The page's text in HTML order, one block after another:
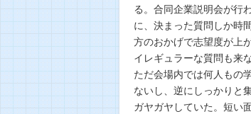
る。合同企業説明会が行
に、決まった質問しか時
方のおかげで志望度が上
イレギュラーな質問も来
ただ会場内では何人もの
ないし、逆にしっかりと
ガヤガヤしていた。短い